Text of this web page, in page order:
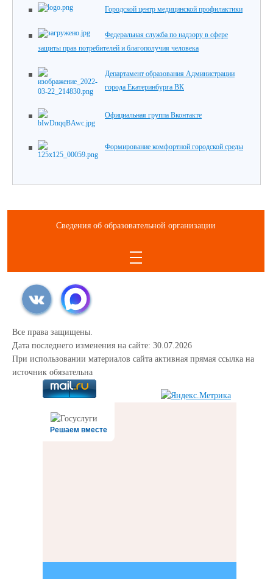
Городской центр медицинской профилактики
Федеральная служба по надзору в сфере
защиты прав потребителей и благополучия человека
Департамент образования Администрации
города Екатеринбурга ВК
Официальная группа Вконтакте
Формирование комфортной городской среды
Сведения об образовательной организации
Все права защищены.
Дата последнего изменения на сайте: 30.07.2026
При использовании материалов сайта активная прямая ссылка на
источник обязательна
Решаем вместе